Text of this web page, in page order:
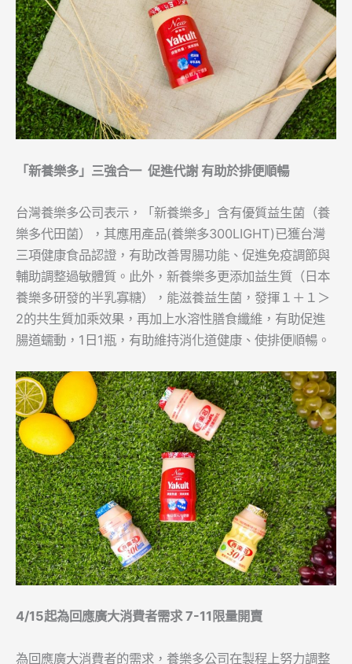
「新養樂多」三強合一 促進代謝 有助於排便順暢
台灣養樂多公司表示，「新養樂多」含有優質益生菌（養
樂多代田菌），其應用產品(養樂多300LIGHT)已獲台灣
三項健康食品認證，有助改善胃腸功能、促進免疫調節與
輔助調整過敏體質。此外，新養樂多更添加益生質（日本
養樂多研發的半乳寡糖），能滋養益生菌，發揮１＋１＞
2的共生質加乘效果，再加上水溶性膳食纖維，有助促進
腸道蠕動，1日1瓶，有助維持消化道健康、使排便順暢。
4/15起為回應廣大消費者需求 7-11限量開賣
為回應廣大消費者的需求，養樂多公司在製程上努力調整